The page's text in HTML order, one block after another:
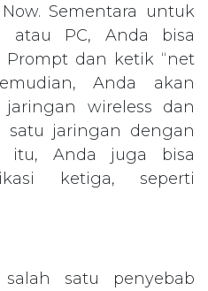
Sementara untuk
atau PC, Anda bisa
Prompt dan ketik “net
Anda akan
wireless dan
satu jaringan dengan
itu, Anda juga bisa
ketiga, seperti
satu penyebab